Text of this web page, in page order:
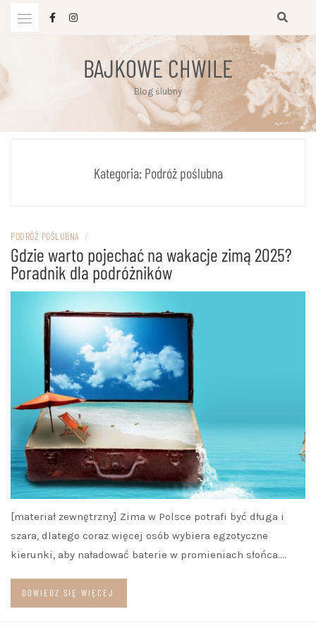
BAJKOWE CHWILE
Blog ślubny
Kategoria: Podróż poślubna
PODRÓŻ POŚLUBNA /
Gdzie warto pojechać na wakacje zimą 2025?
Poradnik dla podróżników
[materiał zewnętrzny] Zima w Polsce potrafi być długa i
szara, dlatego coraz więcej osób wybiera egzotyczne
kierunki, aby naładować baterie w promieniach słońca.…
DOWIEDZ SIĘ WIĘCEJ